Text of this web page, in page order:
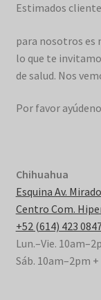
Estimados
para nosotros es
lo que te
de salud. Nos
Por favor
Chihuahua
Esquina Av.
Centro Com.
+52 (614) 423
Lun.–Vie.
Sáb. 10am–2pm